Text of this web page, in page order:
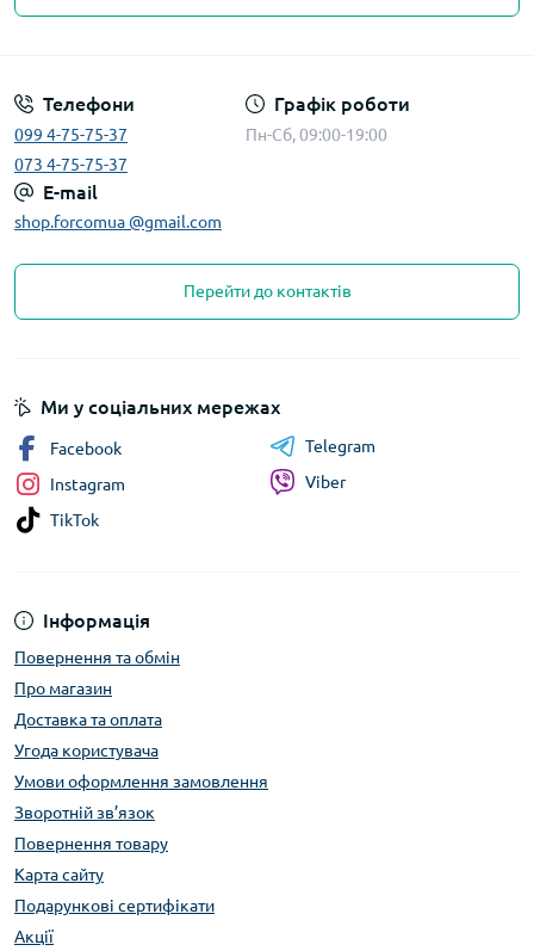
Телефони
099 4-75-75-37
073 4-75-75-37
Графік роботи
Пн-Сб, 09:00-19:00
E-mail
shop.forcomua @gmail.com
Перейти до контактів
Інформація
Повернення та обмін
Про магазин
Доставка та оплата
Угода користувача
Умови оформлення замовлення
Зворотній зв’язок
Повернення товару
Карта сайту
Подарункові сертифікати
Акції
Ми у соціальних мережах
Facebook
Instagram
TikTok
Telegram
Viber